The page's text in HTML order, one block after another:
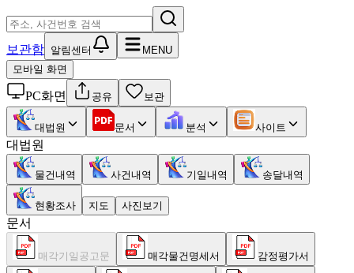
보관함 알림센터
MENU
모바일 화면
PC화면 공유 보관
대법원 문서 분석 사이트
대법원
물건내역 사건내역 기일내역 송달내역
현황조사 지도 사진보기
문서
매각기일공고문 매각물건명세서 감정평가서